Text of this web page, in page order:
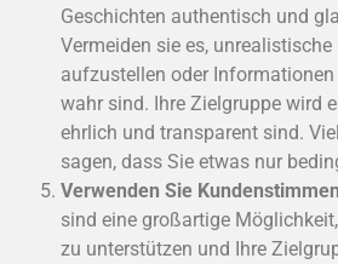
Geschichten authentisch und
Vermeiden sie es,
aufzustellen oder
wahr sind. Ihre Zielgruppe wird
ehrlich und transparent sind.
sagen, dass Sie etwas nur
Verwenden Sie
sind eine großartige
zu unterstützen und Ihre